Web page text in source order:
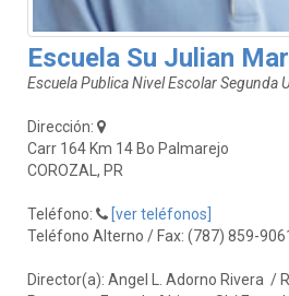
Escuela Su Julian
Escuela Publica Nivel Escolar Segunda
Dirección:
Carr 164 Km 14 Bo Palmarejo
COROZAL, PR
Teléfono:
[ver teléfonos]
Teléfono Alterno / Fax: (787) 859-
Director(a): Angel L. Adorno Rivera /